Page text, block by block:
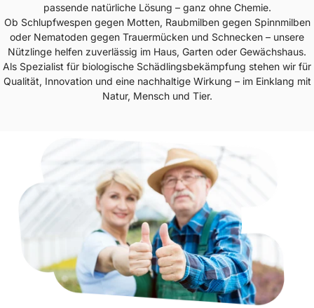
passende natürliche Lösung – ganz ohne Chemie.
Ob Schlupfwespen gegen Motten, Raubmilben gegen Spinnmilben
oder Nematoden gegen Trauermücken und Schnecken – unsere
Nützlinge helfen zuverlässig im Haus, Garten oder Gewächshaus.
Als Spezialist für biologische Schädlingsbekämpfung stehen wir für
Qualität, Innovation und eine nachhaltige Wirkung – im Einklang mit
Natur, Mensch und Tier.